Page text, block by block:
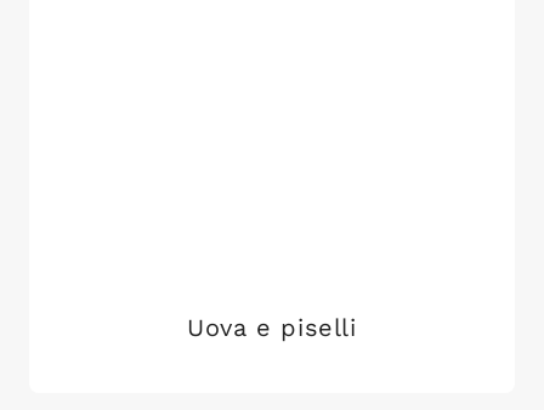
Uova e piselli